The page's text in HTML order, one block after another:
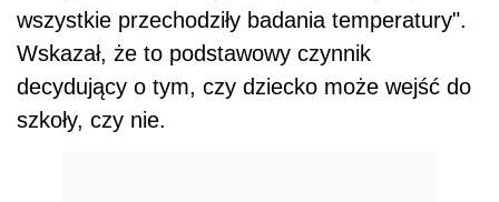
wszystkie przechodziły badania temperatury".
Wskazał, że to podstawowy czynnik
decydujący o tym, czy dziecko może wejść do
szkoły, czy nie.